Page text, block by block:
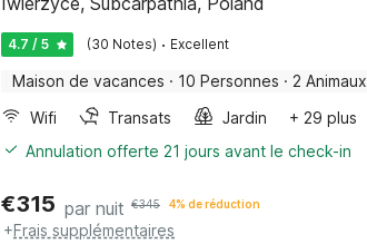
4.7 / 5 (30 Notes) · Excellent
Maison de vacances · 10 Personnes · 2 Animaux
Wifi
Transats Jardin
+ 29 plus
Annulation offerte 21 jours avant le check-in
€315 par nuit €345 4% de réduction
+Frais supplémentaires